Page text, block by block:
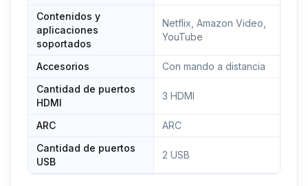
Contenidos y
aplicaciones
soportados
Netflix, Amazon Video,
YouTube
Accesorios
Con mando a distancia
Cantidad de puertos
HDMI
3 HDMI
ARC
ARC
Cantidad de puertos
USB
2 USB